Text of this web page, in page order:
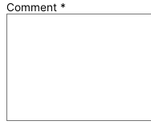
Comment *